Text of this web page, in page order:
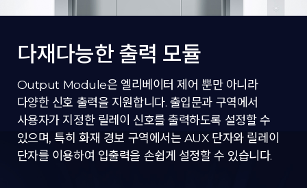
다재다능한 출력 모듈
Output Module은 엘리베이터 제어 뿐만 아니라
다양한 신호 출력을 지원합니다. 출입문과 구역에서
사용자가 지정한 릴레이 신호를 출력하도록 설정할 수
있으며, 특히 화재 경보 구역에서는 AUX 단자와 릴레이
단자를 이용하여 입출력을 손쉽게 설정할 수 있습니다.